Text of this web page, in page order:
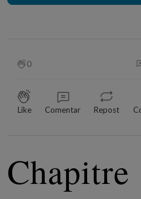
0
Like Comentar Repost
Chapitre